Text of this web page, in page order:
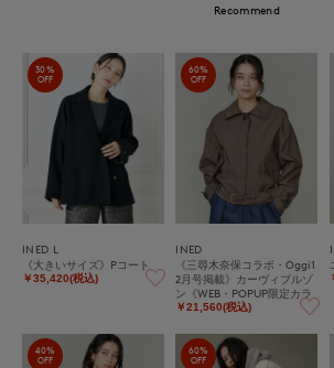
Recommend
30%
OFF
INED L
《大きいサイズ》Pコート
￥35,420(税込)
60%
OFF
INED
《三尋木奈保コラボ・Oggi1
2月号掲載》カーヴィブルゾ
ン《WEB・POPUP限定カラ
ー》
￥21,560(税込)
40%
OFF
60%
OFF